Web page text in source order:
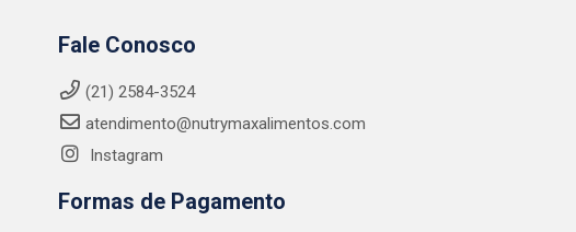
Fale Conosco
(21) 2584-3524
atendimento@nutrymaxalimentos.com
Instagram
Formas de Pagamento